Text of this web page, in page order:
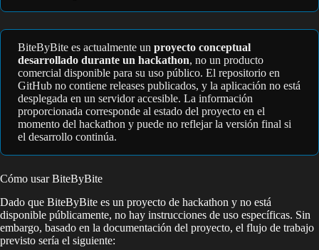
BiteByBite es actualmente un proyecto conceptual
desarrollado durante un hackathon, no un producto
comercial disponible para su uso público. El repositorio en
GitHub no contiene releases publicados, y la aplicación no está
desplegada en un servidor accesible. La información
proporcionada corresponde al estado del proyecto en el
momento del hackathon y puede no reflejar la versión final si
el desarrollo continúa.
Cómo usar BiteByBite
Dado que BiteByBite es un proyecto de hackathon y no está
disponible públicamente, no hay instrucciones de uso específicas. Sin
embargo, basado en la documentación del proyecto, el flujo de trabajo
previsto sería el siguiente: